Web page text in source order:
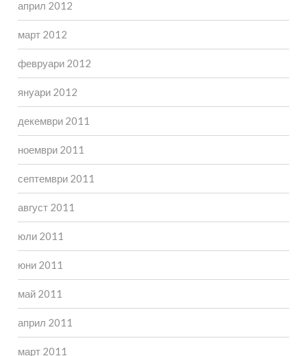
април 2012
март 2012
февруари 2012
януари 2012
декември 2011
ноември 2011
септември 2011
август 2011
юли 2011
юни 2011
май 2011
април 2011
март 2011